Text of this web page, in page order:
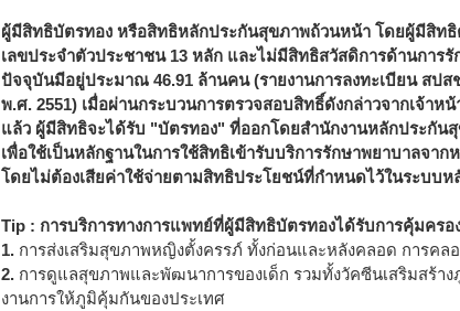
ผู้มีสิทธิบัตรทอง หรือสิทธิหลักประกันสุขภาพถ้วนหน้า โดยผู้มีสิท
เลขประจำตัวประชาชน 13 หลัก และไม่มีสิทธิสวัสดิการด้านการ
ปัจจุบันมีอยู่ประมาณ 46.91 ล้านคน (รายงานการลงทะเบียน สปส
พ.ศ. 2551) เมื่อผ่านกระบวนการตรวจสอบสิทธิ์ดังกล่าวจากเจ้าห
แล้ว ผู้มีสิทธิจะได้รับ "บัตรทอง" ที่ออกโดยสำนักงานหลักประกัน
เพื่อใช้เป็นหลักฐานในการใช้สิทธิเข้ารับบริการรักษาพยาบาลจา
โดยไม่ต้องเสียค่าใช้จ่ายตามสิทธิประโยชน์ที่กำหนดไว้ในระบบ
Tip : การบริการทางการแพทย์ที่ผู้มีสิทธิบัตรทองได้รับการคุ้มครอ
1. การส่งเสริมสุขภาพหญิงตั้งครรภ์ ทั้งก่อนและหลังคลอด การคล
2. การดูแลสุขภาพและพัฒนาการของเด็ก รวมทั้งวัคซีนเสริมสร้า
งานการให้ภูมิคุ้มกันของประเทศ